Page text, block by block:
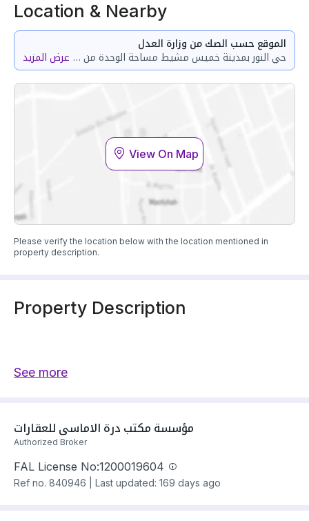
Location & Nearby
الموقع حسب الصك من وزارة العدل
حي النور بمدينة خميس مشيط مساحة الوحدة من الأرض 147.37 متر وتختص من المنافع والأجزاء المشتركة بمساحة 77.51 متر عرض المزيد
View On Map
Please verify the location below with the location mentioned in
property description.
Property Description
علويه ببايكة سيارة  تشطيب عصري حديث في
حي النور شمال الخميس مخطط 6 وسط
See more
مؤسسة مكتب درة الاماسي للعقارات
Authorized Broker
FAL License No:1200019604
Ref no. 840946 Last updated: 169 days ago